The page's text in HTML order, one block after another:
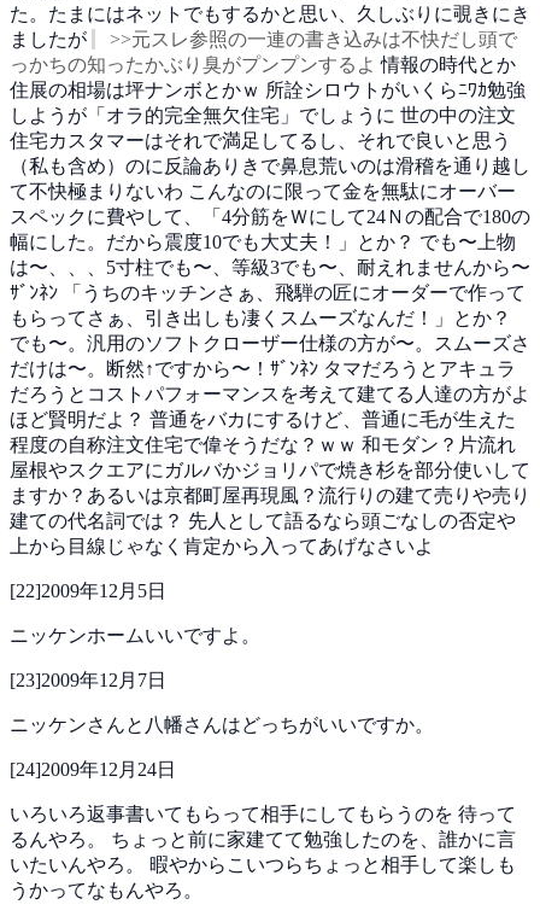
た。たまにはネットでもするかと思い、久しぶりに覗きにき
ましたが
>>元スレ参照の一連の書き込みは不快だし頭で
っかちの知ったかぶり臭がプンプンするよ 情報の時代とか
住展の相場は坪ナンボとかｗ 所詮シロウトがいくらﾆﾜｶ勉強
しようが「オラ的完全無欠住宅」でしょうに 世の中の注文
住宅カスタマーはそれで満足してるし、それで良いと思う
（私も含め）のに反論ありきで鼻息荒いのは滑稽を通り越し
て不快極まりないわ こんなのに限って金を無駄にオーバー
スペックに費やして、「4分筋をＷにして24Ｎの配合で180の
幅にした。だから震度10でも大丈夫！」とか？ でも〜上物
は〜、、、5寸柱でも〜、等級3でも〜、耐えれませんから〜
ｻﾞﾝﾈﾝ
「うちのキッチンさぁ、飛騨の匠にオーダーで作って
もらってさぁ、引き出しも凄くスムーズなんだ！」とか？
でも〜。汎用のソフトクローザー仕様の方が〜。スムーズさ
だけは〜。断然↑ですから〜！ｻﾞﾝﾈﾝ タマだろうとアキュラ
だろうとコストパフォーマンスを考えて建てる人達の方がよ
ほど賢明だよ？ 普通をバカにするけど、普通に毛が生えた
程度の自称注文住宅で偉そうだな？ｗｗ 和モダン？片流れ
屋根やスクエアにガルバかジョリパで焼き杉を部分使いして
ますか？あるいは京都町屋再現風？流行りの建て売りや売り
建ての代名詞では？ 先人として語るなら頭ごなしの否定や
上から目線じゃなく肯定から入ってあげなさいよ
[22]2009年12月5日
ニッケンホームいいですよ。
[23]2009年12月7日
ニッケンさんと八幡さんはどっちがいいですか。
[24]2009年12月24日
いろいろ返事書いてもらって相手にしてもらうのを 待って
るんやろ。 ちょっと前に家建てて勉強したのを、誰かに言
いたいんやろ。 暇やからこいつらちょっと相手して楽しも
うかってなもんやろ。